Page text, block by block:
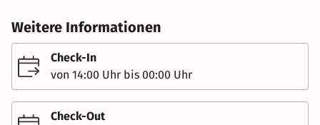
Weitere Informationen
Check-In
von 14:00 Uhr bis 00:00 Uhr
Check-Out